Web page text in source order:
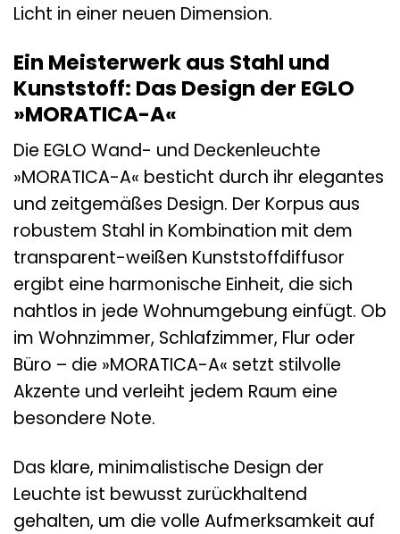
Licht in einer neuen Dimension.
Ein Meisterwerk aus Stahl und
Kunststoff: Das Design der EGLO
»MORATICA-A«
Die EGLO Wand- und Deckenleuchte
»MORATICA-A« besticht durch ihr elegantes
und zeitgemäßes Design. Der Korpus aus
robustem Stahl in Kombination mit dem
transparent-weißen Kunststoffdiffusor
ergibt eine harmonische Einheit, die sich
nahtlos in jede Wohnumgebung einfügt. Ob
im Wohnzimmer, Schlafzimmer, Flur oder
Büro – die »MORATICA-A« setzt stilvolle
Akzente und verleiht jedem Raum eine
besondere Note.
Das klare, minimalistische Design der
Leuchte ist bewusst zurückhaltend
gehalten, um die volle Aufmerksamkeit auf